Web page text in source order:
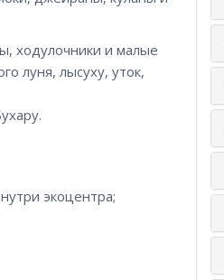
ходулочники и малые
луня, лысуху, уток,
экоцентра;